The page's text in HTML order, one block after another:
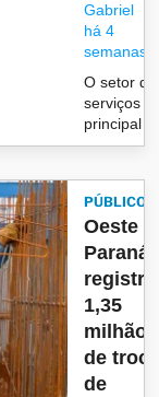
Gabriel
há 4
semanas
O setor de
serviços
principal
PÚBLICO
Oeste
Paraná
registra
1,35
milhão
de
de